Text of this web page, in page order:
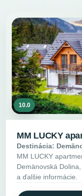
10.0
MM LUCKY
Destinácia:
MM LUCKY
Demänovská
a ďalšie informácie.